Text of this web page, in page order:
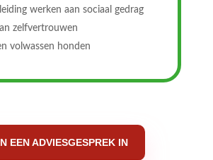
werken aan sociaal gedrag
zelfvertrouwen
volwassen honden
EEN ADVIESGESPREK IN